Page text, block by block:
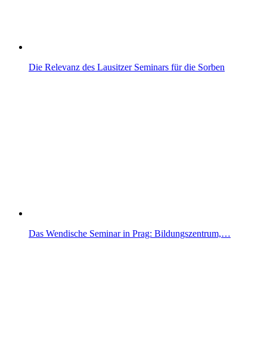
Die Relevanz des Lausitzer Seminars für die Sorben
Das Wendische Seminar in Prag: Bildungszentrum,…